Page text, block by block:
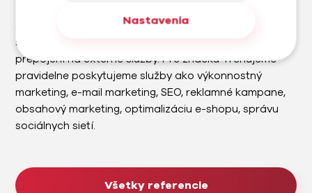
shopu s ohľadom na UX a UI. Následne sme vytvorili e-
shop na mieru s množstvom custom funkcií a
prepojení na externé služby. Pre značku Trenujeme
pravidelne poskytujeme služby ako výkonnostný
marketing, e-mail marketing, SEO, reklamné kampane,
obsahový marketing, optimalizáciu e-shopu, správu
sociálnych sietí.
Všetky referencie
Nastavenia